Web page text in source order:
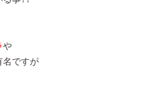
や
名ですが